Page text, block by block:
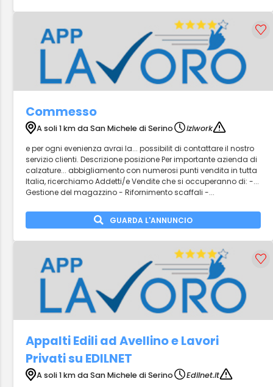
Commesso
A soli 1 km da San Michele di Serino
iziwork
e per ogni evenienza avrai la... possibilit di contattare il nostro
servizio clienti. Descrizione posizione Per importante azienda di
calzature... abbigliamento con numerosi punti vendita in tutta
Italia, ricerchiamo Addetti/e Vendite che si occuperanno di: -...
Gestione del magazzino - Rifornimento scaffali -...
GUARDA L'ANNUNCIO
Appalti Edili ad Avellino e Lavori
Privati su EDILNET
A soli 1 km da San Michele di Serino Edilnet.it